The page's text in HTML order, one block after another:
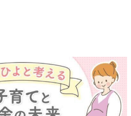
【ワクチン接種できるものも】妊婦の感